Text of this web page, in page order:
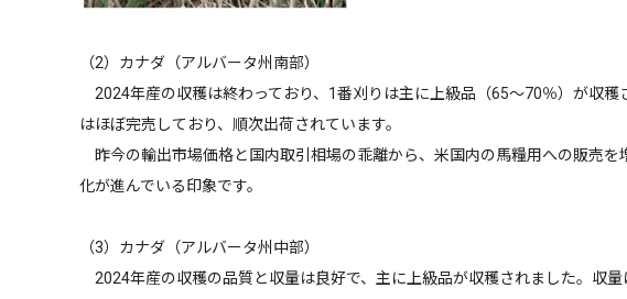
（2）カナダ（アルバータ州南部）
2024年産の収穫は終わっており、1番刈りは主に上級品（65～70％）が収
はほぼ完売しており、順次出荷されています。
昨今の輸出市場価格と国内取引相場の乖離から、米国内の馬糧用への販売
化が進んでいる印象です。
（3）カナダ（アルバータ州中部）
2024年産の収穫の品質と収量は良好で、主に上級品が収穫されました。収